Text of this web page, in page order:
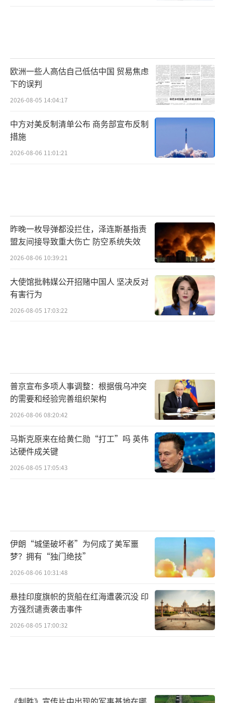
时期侧重战略宣示不同，高市版战略附带大量
项目清单、资金安排和执行机制，更像是一份
具体的行动手册。
来，日本越来越强调“经济安全保障”概念，
将供应链安全、关键矿产、能源安全和数字基
础设施纳入国家安全范畴。高市提出的“能源
他性的区域供应链网络。在关键矿产领域，日
本正试图建立完整的稀土供应链体系。从澳大
利亚采矿、马来西亚精炼，到日本国内回收利
用废旧电子产品和汽车零部件，一个覆盖开
采、加工和循环利用全过程的产业链正在逐步
形成。其根本目标在于降低对中国供应链的依
智能标准制定等项目，希望在数字基础设施和
未来技术领域掌握更多规则制定权。除经济安
全之外，安全合作已成为新版印太战略的另一
援助（ODA）的安全化转型。过去主要用于经
济建设和人道援助的资金，如今越来越多被用
于港口、机场等具有潜在军事价值的基础设施
与此同时，日本还建立了政府安全保障能
力强化支援（OSA）机制，专门向所谓“志同
道合国家”无偿提供防卫装备。短短几年间，
该机制预算大幅增长，援助对象也迅速扩大至
十余个国家。日本已经决定向菲律宾、印度尼
西亚、马来西亚、斯里兰卡等国提供沿岸雷
达、巡逻艇和无人机等装备。此外，日本海上
欧洲一些人高估自己低估中国 贸易焦虑
下的误判
2026-08-05 14:04:17
中方对美反制清单公布 商务部宣布反制
措施
2026-08-06 11:01:21
昨晚一枚导弹都没拦住，泽连斯基指责
盟友间接导致重大伤亡 防空系统失效
2026-08-06 10:39:21
大使馆批韩媒公开招赌中国人 坚决反对
有害行为
2026-08-05 17:03:22
普京宣布多项人事调整：根据俄乌冲突
的需要和经验完善组织架构
2026-08-06 08:20:42
马斯克原来在给黄仁勋“打工”吗 英伟
达硬件成关键
2026-08-05 17:05:43
伊朗“城堡破坏者”为何成了美军噩
梦？拥有“独门绝技”
2026-08-06 10:31:48
悬挂印度旗帜的货船在红海遭袭沉没 印
方强烈谴责袭击事件
2026-08-05 17:00:32